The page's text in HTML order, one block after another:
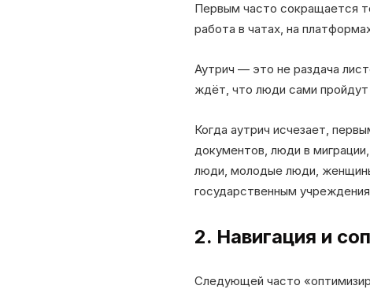
Первым часто сокращается
работа в чатах, на
Аутрич — это не раздача
ждёт, что люди сами
Когда аутрич исчезает,
документов, люди в
люди, молодые люди,
государственным
2. Навигация и
Следующей часто